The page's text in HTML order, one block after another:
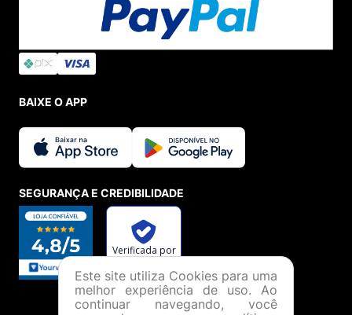
BAIXE O APP
SEGURANÇA E CREDIBILIDADE
Este site utiliza Cookies para uma
melhor experiência de uso. Ao
continuar navegando, você